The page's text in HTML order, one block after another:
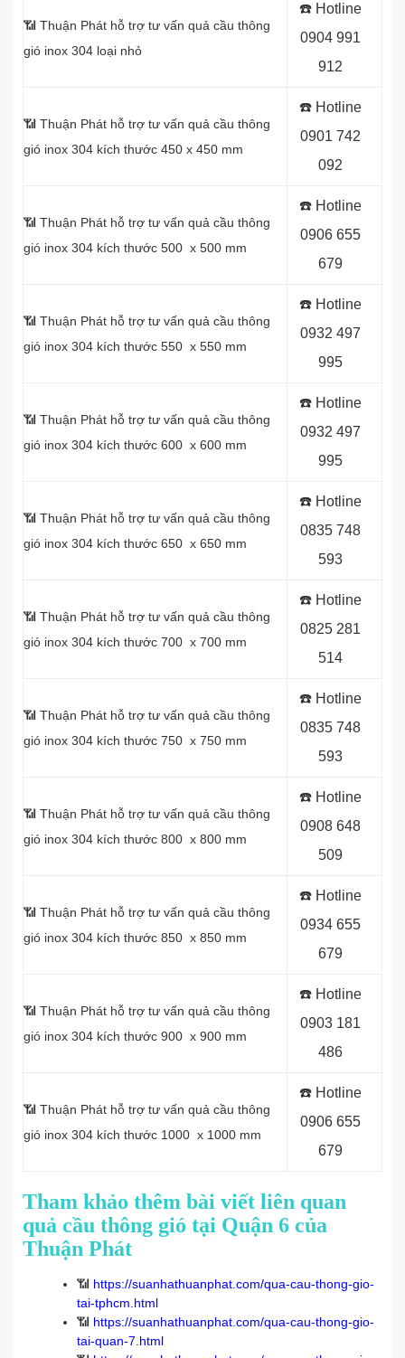
📶 Thuận Phát hỗ trợ tư vấn quả cầu thông
gió inox 304 loại nhỏ
☎️ Hotline
0904 991
912
📶 Thuận Phát hỗ trợ tư vấn quả cầu thông
gió inox 304 kích thước 450 x 450 mm
☎️ Hotline
0901 742
092
📶 Thuận Phát hỗ trợ tư vấn quả cầu thông
gió inox 304 kích thước 500 x 500 mm
☎️ Hotline
0906 655
679
📶 Thuận Phát hỗ trợ tư vấn quả cầu thông
gió inox 304 kích thước 550 x 550 mm
☎️ Hotline
0932 497
995
📶 Thuận Phát hỗ trợ tư vấn quả cầu thông
gió inox 304 kích thước 600 x 600 mm
☎️ Hotline
0932 497
995
📶 Thuận Phát hỗ trợ tư vấn quả cầu thông
gió inox 304 kích thước 650 x 650 mm
☎️ Hotline
0835 748
593
📶 Thuận Phát hỗ trợ tư vấn quả cầu thông
gió inox 304 kích thước 700 x 700 mm
☎️ Hotline
0825 281
514
📶 Thuận Phát hỗ trợ tư vấn quả cầu thông
gió inox 304 kích thước 750 x 750 mm
☎️ Hotline
0835 748
593
📶 Thuận Phát hỗ trợ tư vấn quả cầu thông
gió inox 304 kích thước 800 x 800 mm
☎️ Hotline
0908 648
509
📶 Thuận Phát hỗ trợ tư vấn quả cầu thông
gió inox 304 kích thước 850 x 850 mm
☎️ Hotline
0934 655
679
📶 Thuận Phát hỗ trợ tư vấn quả cầu thông
gió inox 304 kích thước 900 x 900 mm
☎️ Hotline
0903 181
486
📶 Thuận Phát hỗ trợ tư vấn quả cầu thông
gió inox 304 kích thước 1000 x 1000 mm
☎️ Hotline
0906 655
679
Tham khảo thêm bài viết liên quan
quả cầu thông gió tại Quận 6 của
Thuận Phát
📶 https://suanhathuanphat.com/qua-cau-thong-gio-
tai-tphcm.html
📶 https://suanhathuanphat.com/qua-cau-thong-gio-
tai-quan-7.html